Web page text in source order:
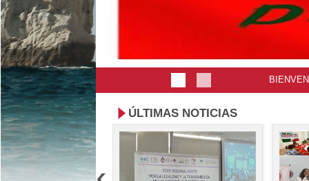
ÚLTIMAS NOTICIAS